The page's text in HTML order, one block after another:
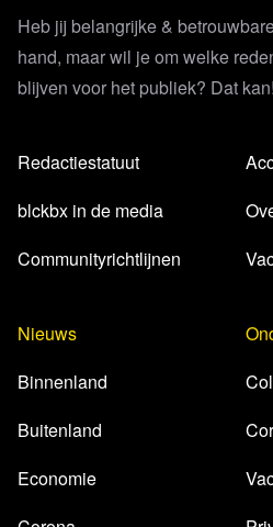
Heb jij belangrijke &
hand, maar wil je om welke
blijven voor het publiek? Dat kan!
Redactiestatuut
blckbx in de media
Communityrichtlijnen
Nieuws
Binnenland
Buitenland
Economie